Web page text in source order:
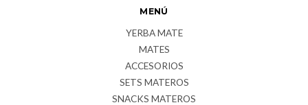
MENÚ
YERBA MATE
MATES
ACCESORIOS
SETS MATEROS
SNACKS MATEROS